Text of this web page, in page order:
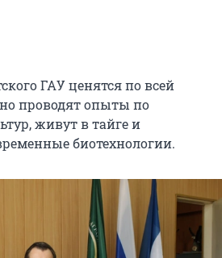
ГАУ ценятся по всей
проводят опыты по
живут в тайге и
биотехнологии.